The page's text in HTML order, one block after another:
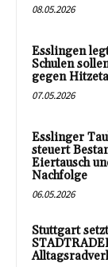
08.05.2026
Esslingen
Schulen
gegen
07.05.2026
Esslinger
steuert
Eiertausch
Nachfolge
06.05.2026
Stuttgart